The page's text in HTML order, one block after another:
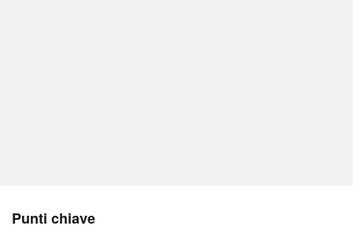
Punti chiave